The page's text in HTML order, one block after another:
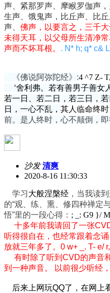
声、紧那罗声、摩睺罗伽声
生声、饿鬼声，比丘声、比
声、 佛声，以要言之，三千
未得天耳，以父母所生清净
声而不坏耳根。 . N* h; q* c&
《佛说阿弥陀经》:4 ^7 Z-
‘舍利弗。若有善男子善女
若一日、若二日，若三日，
日，一心不乱， 其人临命终时
前。是人终时，心不颠倒，
沙发 清爽
2020-8-16 11:30:33
学习大般涅槃经 ，当我读
的“观、练、熏、修四种禅定
悟”里的一段心得： ; _: G9 }/
十多年前我请回了一张
听得很自在，也经常跟着念
放就三年多了。 0 w+ _. T- e/
有时除了听到CVD的声音
到一种声音。 以前很少听经
后来上网玩QQ了，在网上